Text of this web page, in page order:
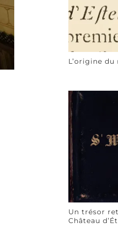
L’origine du
Un trésor
Château